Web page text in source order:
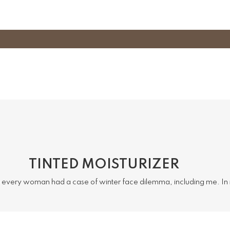
TINTED MOISTURIZER
every woman had a case of winter face dilemma, including me. In